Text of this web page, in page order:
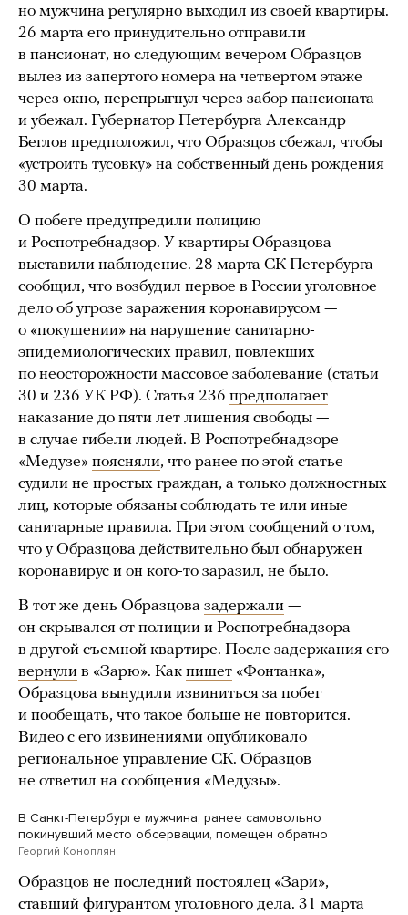
но мужчина регулярно выходил из своей квартиры.
26 марта его принудительно отправили
в пансионат, но следующим вечером Образцов
вылез из запертого номера на четвертом этаже
через окно, перепрыгнул через забор пансионата
и убежал. Губернатор Петербурга Александр
Беглов предположил, что Образцов сбежал, чтобы
«устроить тусовку» на собственный день рождения
30 марта.
О побеге предупредили полицию
и Роспотребнадзор. У квартиры Образцова
выставили наблюдение. 28 марта СК Петербурга
сообщил, что возбудил первое в России уголовное
дело об угрозе заражения коронавирусом —
о «покушении» на нарушение санитарно-
эпидемиологических правил, повлекших
по неосторожности массовое заболевание (статьи
30 и 236 УК РФ). Статья 236 предполагает
наказание до пяти лет лишения свободы —
в случае гибели людей. В Роспотребнадзоре
«Медузе» поясняли, что ранее по этой статье
судили не простых граждан, а только должностных
лиц, которые обязаны соблюдать те или иные
санитарные правила. При этом сообщений о том,
что у Образцова действительно был обнаружен
коронавирус и он кого-то заразил, не было.
В тот же день Образцова задержали —
он скрывался от полиции и Роспотребнадзора
в другой съемной квартире. После задержания его
вернули в «Зарю». Как пишет «Фонтанка»,
Образцова вынудили извиниться за побег
и пообещать, что такое больше не повторится.
Видео с его извинениями опубликовало
региональное управление СК. Образцов
не ответил на сообщения «Медузы».
В Санкт-Петербурге мужчина, ранее самовольно
покинувший место обсервации, помещен обратно
Георгий Коноплян
Образцов не последний постоялец «Зари»,
ставший фигурантом уголовного дела. 31 марта